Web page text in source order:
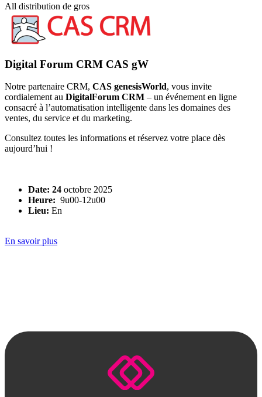
All distribution de gros
Digital Forum CRM CAS gW
Notre partenaire CRM, CAS genesisWorld, vous invite
cordialement au DigitalForum CRM – un événement en ligne
consacré à l’automatisation intelligente dans les domaines des
ventes, du service et du marketing.
Consultez toutes les informations et réservez votre place dès
aujourd’hui !
Date: 24 octobre 2025
Heure: 9u00-12u00
Lieu: En
En savoir plus